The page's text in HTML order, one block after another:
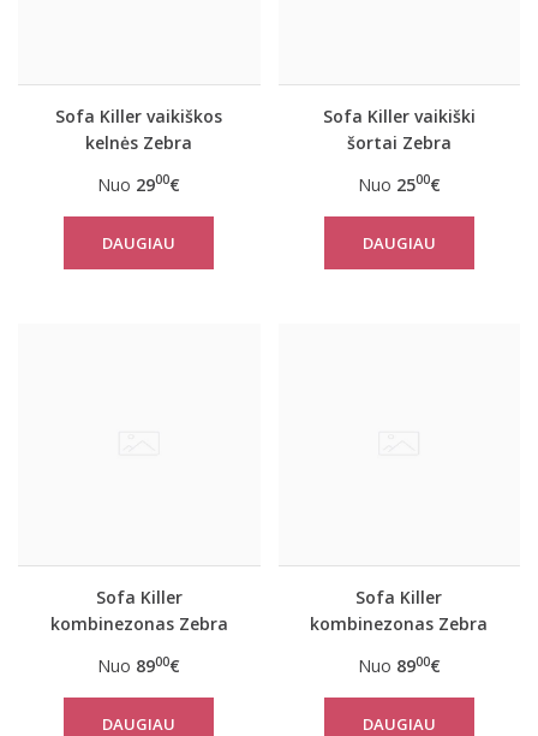
Sofa Killer vaikiškos
kelnės Zebra
Nuo 2900€
DAUGIAU
Sofa Killer vaikiški
šortai Zebra
Nuo 2500€
DAUGIAU
Sofa Killer
kombinezonas Zebra
Nuo 8900€
DAUGIAU
Sofa Killer
kombinezonas Zebra
Nuo 8900€
DAUGIAU